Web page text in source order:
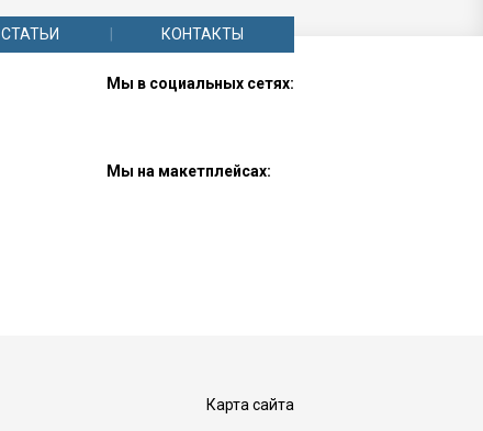
СТАТЬИ КОНТАКТЫ
Мы в социальных сетях:
Мы на макетплейсах:
Карта сайта